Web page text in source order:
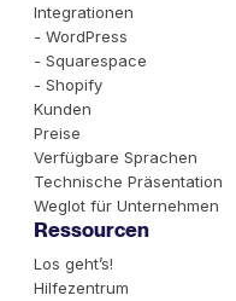
Integrationen
- WordPress
- Squarespace
- Shopify
Kunden
Preise
Verfügbare Sprachen
Technische Präsentation
Weglot für Unternehmen
Ressourcen
Los geht’s!
Hilfezentrum